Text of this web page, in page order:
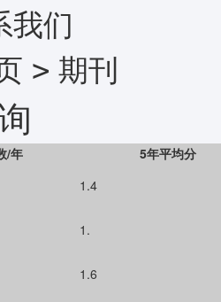
我们
> 期刊
/年
5年平均分
1.4
1.
1.6